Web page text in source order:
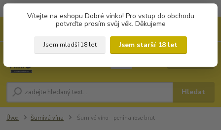
Vítejte na eshopu Dobré vínko! Pro vstup do obchodu
potvrďte prosím svůj věk. Děkujeme
Jsem mladší 18 let
Jsem starší 18 let
Hledat
Úvod Šumivá vína Šumivé víno - penina rose brut